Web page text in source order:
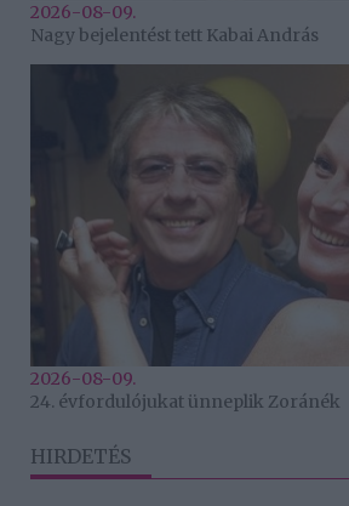
2026-08-09.
Nagy bejelentést tett Kabai András
2026-08-09.
24. évfordulójukat ünneplik Zoránék
HIRDETÉS